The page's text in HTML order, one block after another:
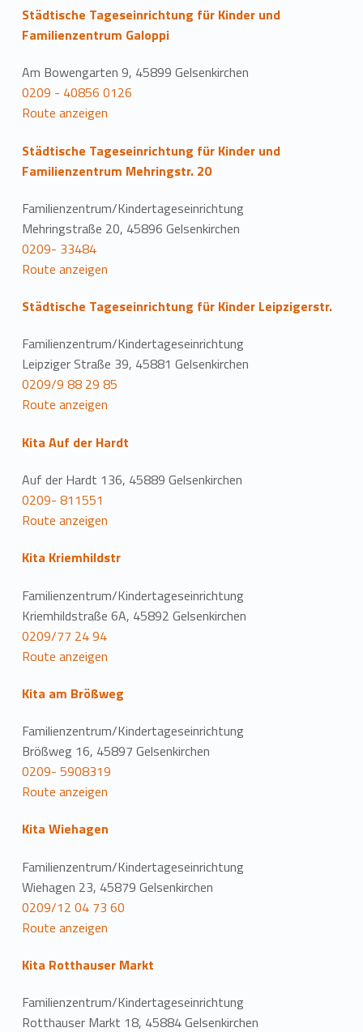
Städtische Tageseinrichtung für Kinder und
Familienzentrum Galoppi
Am Bowengarten 9, 45899 Gelsenkirchen
0209 - 40856 0126
Route anzeigen
Städtische Tageseinrichtung für Kinder und
Familienzentrum Mehringstr. 20
Familienzentrum/Kindertageseinrichtung
Mehringstraße 20, 45896 Gelsenkirchen
0209- 33484
Route anzeigen
Städtische Tageseinrichtung für Kinder Leipzigerstr.
Familienzentrum/Kindertageseinrichtung
Leipziger Straße 39, 45881 Gelsenkirchen
0209/9 88 29 85
Route anzeigen
Kita Auf der Hardt
Auf der Hardt 136, 45889 Gelsenkirchen
0209- 811551
Route anzeigen
Kita Kriemhildstr
Familienzentrum/Kindertageseinrichtung
Kriemhildstraße 6A, 45892 Gelsenkirchen
0209/77 24 94
Route anzeigen
Kita am Brößweg
Familienzentrum/Kindertageseinrichtung
Brößweg 16, 45897 Gelsenkirchen
0209- 5908319
Route anzeigen
Kita Wiehagen
Familienzentrum/Kindertageseinrichtung
Wiehagen 23, 45879 Gelsenkirchen
0209/12 04 73 60
Route anzeigen
Kita Rotthauser Markt
Familienzentrum/Kindertageseinrichtung
Rotthauser Markt 18, 45884 Gelsenkirchen